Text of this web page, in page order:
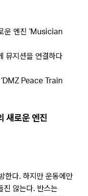
운 엔진 ‘Musician
뮤지션을 연결하다
‘DMZ Peace Train
새로운 엔진
한다. 하지만 운동에만
진 않는다. 반스는